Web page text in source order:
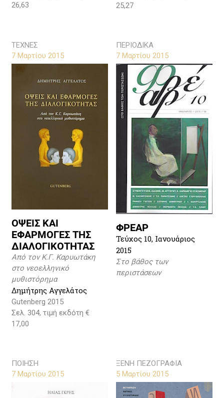
26,63
25,27
ΤΕΧΝΕΣ
7 Μαρτίου 2015
ΟΨΕΙΣ ΚΑΙ
ΕΦΑΡΜΟΓΕΣ ΤΗΣ
ΔΙΑΛΟΓΙΚΟΤΗΤΑΣ
Από τον Κ.Γ. Καρυωτάκη
στο νεοελληνικό
μυθιστόρημα
Δημήτρης Αγγελάτος
Gutenberg 2015
Σελ. 304, τιμή εκδότη €
17,00
ΠΕΡΙΟΔΙΚΑ
7 Μαρτίου 2015
ΦΡΕΑΡ
Τεύχος 10, Ιανουάριος
2015
Στο βάθος των
περιστάσεων
ΠΟΙΗΣΗ
7 Μαρτίου 2015
ΞΕΝΗ ΠΕΖΟΓΡΑΦΙΑ
5 Μαρτίου 2015